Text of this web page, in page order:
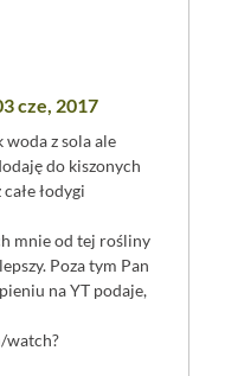
cze, 2017
woda z sola ale
do kiszonych
łodygi
mnie od tej rośliny
Poza tym Pan
na YT podaje,
watch?